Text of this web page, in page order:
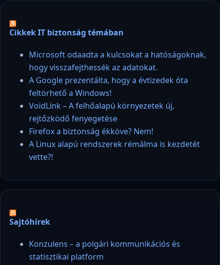
Cikkek IT biztonság témában
Microsoft odaadta a kulcsokat a hatóságoknak,
hogy visszafejthessék az adatokat.
A Google prezentálta, hogy a évtizedek óta
feltörhető a Windows!
VoidLink – A felhőalapú környezetek új,
rejtőzködő fenyegetése
Firefox a biztonság ékköve? Nem!
A Linux alapú rendszerek rémálma is kezdetét
vette?!
Sajtóhírek
Konzulens – a polgári kommunikációs és
statisztikai platform